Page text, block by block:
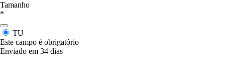
Tamanho
*
TU
Este campo é obrigatório
Enviado em 34 dias